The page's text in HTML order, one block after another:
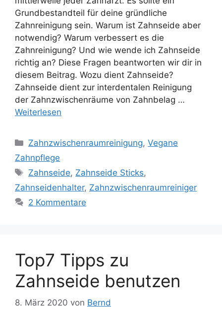
Grundbestandteil für deine gründliche
Zahnreinigung sein. Warum ist Zahnseide aber
notwendig? Warum verbessert es die
Zahnreinigung? Und wie wende ich Zahnseide
richtig an? Diese Fragen beantworten wir dir in
diesem Beitrag. Wozu dient Zahnseide?
Zahnseide dient zur interdentalen Reinigung
der Zahnzwischenräume von Zahnbelag …
Weiterlesen
Kategorien
Zahnzwischenraumreinigung,Vegane
Zahnpflege
Schlagwörter
Zahnseide, Zahnseide Sticks,
Zahnseidenhalter, Zahnzwischenraumreiniger
2 Kommentare
Top7 Tipps zu
Zahnseide benutzen
8. März 2020 von Bernd